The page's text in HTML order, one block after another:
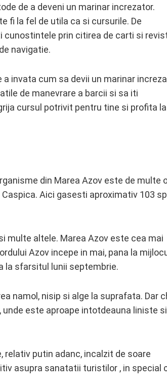
de a deveni un marinar increzator.
fi la fel de utila ca si cursurile. De
prin citirea de carti si
navigatie.
invata cum sa devii un marinar
de manevrare a barcii si sa iti
cursul potrivit pentru tine si profita la
din Marea Azov este de multe
Aici gasesti aproximativ 103
multe altele. Marea Azov este cea mai
Azov incepe in mai, pana la
la sfarsitul lunii septembrie.
namol, nisip si alge la suprafata. Dar
este aproape intotdeauna liniste si
relativ putin adanc, incalzit de soare
asupra sanatatii turistilor , in special